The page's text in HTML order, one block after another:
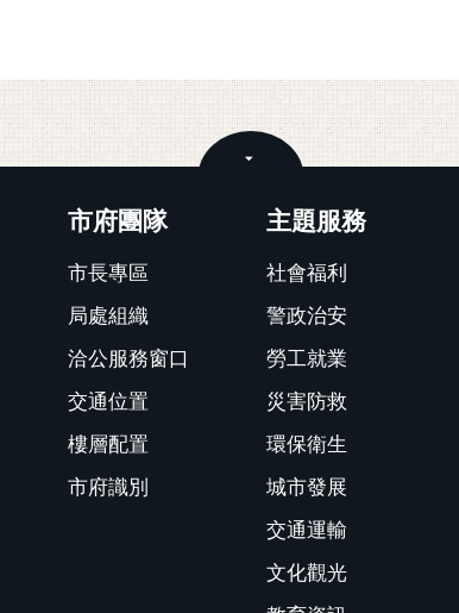
市府團隊
市長專區
局處組織
洽公服務窗口
交通位置
樓層配置
市府識別
主題服務
社會福利
警政治安
勞工就業
災害防救
環保衛生
城市發展
交通運輸
文化觀光